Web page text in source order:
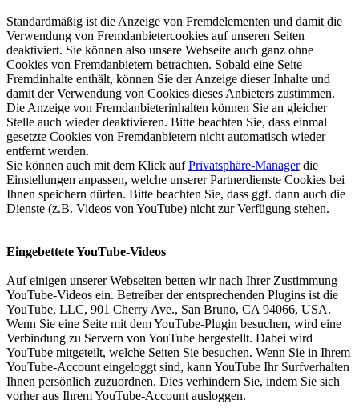
Standardmäßig ist die Anzeige von Fremdelementen und damit die
Verwendung von Fremdanbietercookies auf unseren Seiten
deaktiviert. Sie können also unsere Webseite auch ganz ohne
Cookies von Fremdanbietern betrachten. Sobald eine Seite
Fremdinhalte enthält, können Sie der Anzeige dieser Inhalte und
damit der Verwendung von Cookies dieses Anbieters zustimmen.
Die Anzeige von Fremdanbieterinhalten können Sie an gleicher
Stelle auch wieder deaktivieren. Bitte beachten Sie, dass einmal
gesetzte Cookies von Fremdanbietern nicht automatisch wieder
entfernt werden.
Sie können auch mit dem Klick aufPrivatsphäre-Managerdie
Einstellungen anpassen, welche unserer Partnerdienste Cookies bei
Ihnen speichern dürfen. Bitte beachten Sie, dass ggf. dann auch die
Dienste (z.B. Videos von YouTube) nicht zur Verfügung stehen.
Eingebettete YouTube-Videos
Auf einigen unserer Webseiten betten wir nach Ihrer Zustimmung
YouTube-Videos ein. Betreiber der entsprechenden Plugins ist die
YouTube, LLC, 901 Cherry Ave., San Bruno, CA 94066, USA.
Wenn Sie eine Seite mit dem YouTube-Plugin besuchen, wird eine
Verbindung zu Servern von YouTube hergestellt. Dabei wird
YouTube mitgeteilt, welche Seiten Sie besuchen. Wenn Sie in Ihrem
YouTube-Account eingeloggt sind, kann YouTube Ihr Surfverhalten
Ihnen persönlich zuzuordnen. Dies verhindern Sie, indem Sie sich
vorher aus Ihrem YouTube-Account ausloggen.